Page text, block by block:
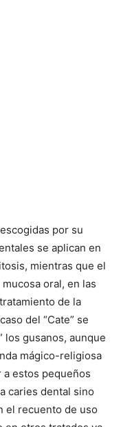
por su
se aplican en
mientras que el
oral, en las
de la
del “Cate” se
los gusanos, aunque
mágico-religiosa
estos pequeños
caries dental sino
el recuento de uso